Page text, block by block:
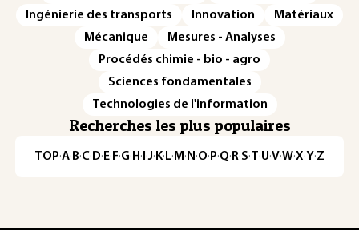
Ingénierie des transports
Innovation
Matériaux
Mécanique
Mesures - Analyses
Procédés chimie - bio - agro
Sciences fondamentales
Technologies de l'information
Recherches les plus populaires
TOP·A·B·C· D· E· F·G· H · ·J· K· L· M · N ·O· P·Q· R·S·T·U·V·W·X·Y·Z